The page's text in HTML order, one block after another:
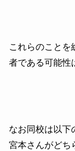
これらのことを
者である可能性
なお同校は以下
宮本さんがどち